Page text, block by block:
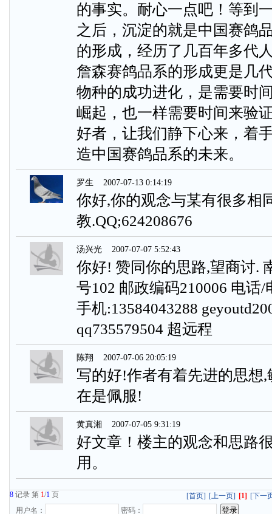
的事实。耐心一点吧！等到
之后，沉淀的就是中国赛鸽
的形成，经历了几百年多代
詹森赛鸽品系的形成更是几
物种的成功进化，是需要时
崛起，也一样需要时间来验
好者，让我们静下心来，着
造中国赛鸽品系的未来。
罗生 2007-07-13 0:14:19
你好,你的观念与某有很多相
教.QQ;624208676
汤兴光 2007-07-07 5:52:43
你好! 赞同你的思路,望商讨.
号102 邮政编码210006 电话
手机:13584043288
qq735579504 超远程
陈翔 2007-07-06 20:05:19
写的好!作者有着先进的思想
在是佩服!
黄真湘 2007-07-05 9:31:19
好文章！楼主的观念和思路
用。
8 记录 第 1/1 页 [首页] [上一页] [1] [下一
用户名：
密码：